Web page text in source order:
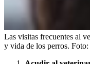
Las visitas frecuentes al
y vida de los perros. Foto: